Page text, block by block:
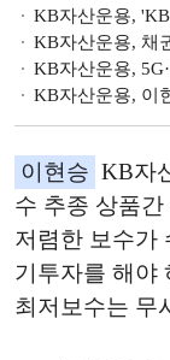
KB자산운용, 'KB
KB자산운용, 채
KB자산운용,
KB자산운용, 이현승
이현승 KB자
수 추종 상품간
저렴한 보수가
기투자를 해야
최저보수는 무